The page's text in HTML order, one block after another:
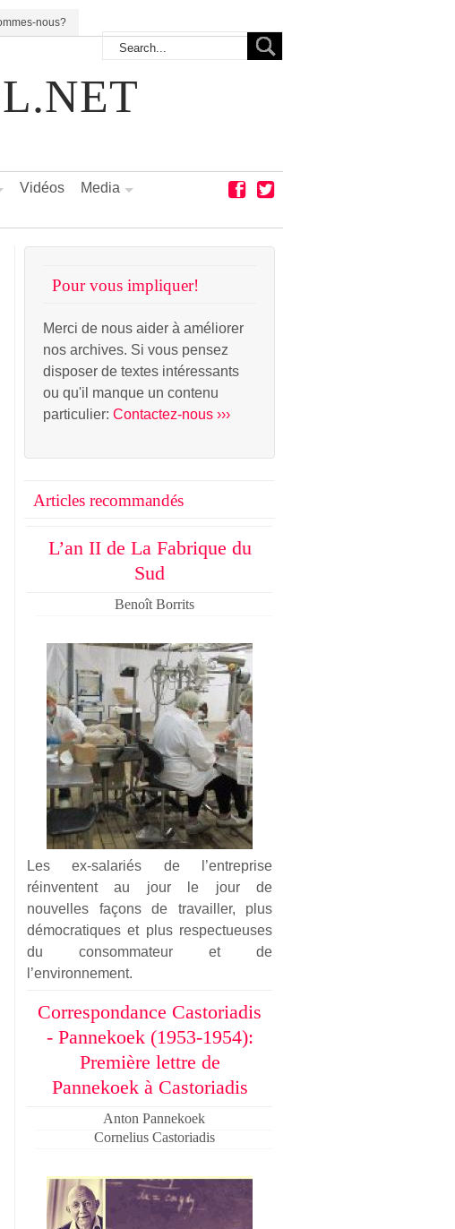
nous?
Vidéos
Media
Pour vous impliquer!
Merci de nous aider à améliorer
nos archives. Si vous pensez
disposer de textes intéressants
ou qu'il manque un contenu
particulier: Contactez-nous ›››
Articles recommandés
L’an II de La Fabrique du
Sud
Benoît Borrits
Les ex-salariés de l’entreprise
réinventent au jour le jour de
nouvelles façons de travailler, plus
démocratiques et plus respectueuses
du consommateur et de
l’environnement.
Correspondance Castoriadis
- Pannekoek (1953-1954):
Première lettre de
Pannekoek à Castoriadis
Anton Pannekoek
Cornelius Castoriadis